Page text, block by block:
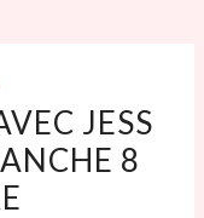
JESS
8